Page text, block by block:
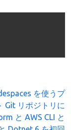
を使うプ
Git リポジトリに
と AWS CLI と